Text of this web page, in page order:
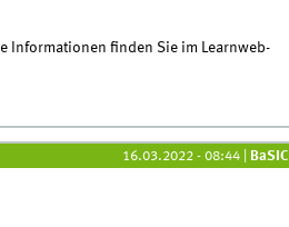
Informationen finden Sie im Learnweb-
16.03.2022 - 08:44 BaSIC